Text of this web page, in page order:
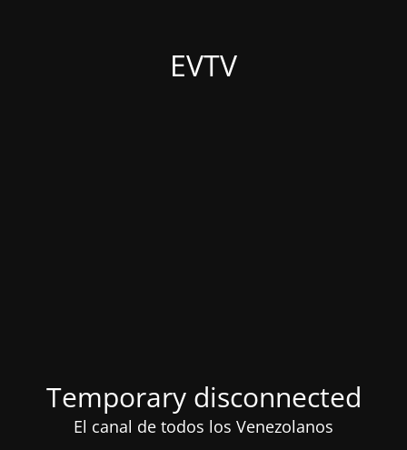
EVTV
Temporary disconnected
El canal de todos los Venezolanos